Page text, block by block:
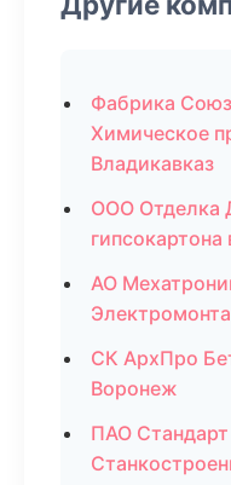
Фабрика
Химическое
Владикавказ
ООО Отделка
АО
СК АрхПро
Воронеж
ПАО